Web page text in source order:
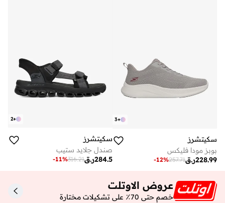
+
3
سكيتشرز
بوبز مودا فليكس
ر.ق228.99
257.71
-12%
+
2
سكيتشرز
صندل جلايد ستيب
ر.ق284.5
316.21
-11%
عروض الاوتلت
خصم حتى 70٪ على تشكيلات مختارة